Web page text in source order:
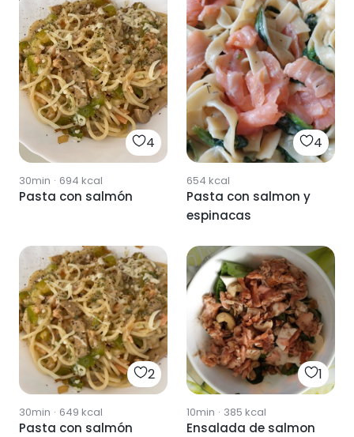
4
30min · 694 kcal
Pasta con salmón
4
654 kcal
Pasta con salmon y
espinacas
2
30min · 649 kcal
Pasta con salmón
1
10min · 385 kcal
Ensalada de salmon